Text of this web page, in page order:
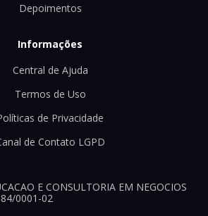
Depoimentos
Informações
Central de Ajuda
Termos de Uso
de Privacidade
de Contato LGPD
E CONSULTORIA EM NEGOCIOS
0001-02